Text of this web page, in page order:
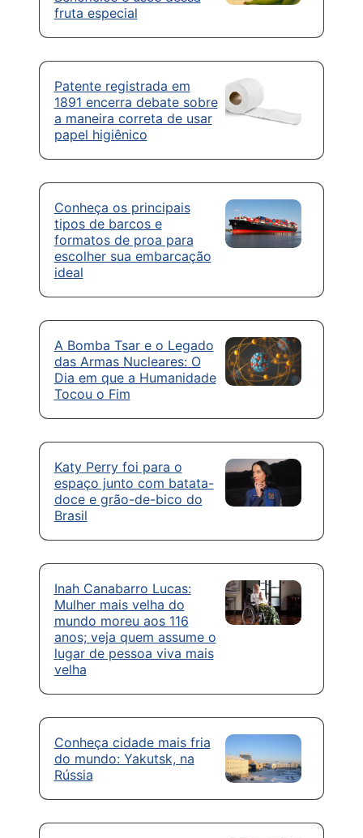
fruta especial
Patente registrada em
1891 encerra debate sobre
a maneira correta de usar
papel higiênico
Conheça os principais
tipos de barcos e
formatos de proa para
escolher sua embarcação
ideal
A Bomba Tsar e o Legado
das Armas Nucleares: O
Dia em que a Humanidade
Tocou o Fim
Katy Perry foi para o
espaço junto com batata-
doce e grão-de-bico do
Brasil
Inah Canabarro Lucas:
Mulher mais velha do
mundo moreu aos 116
anos; veja quem assume o
lugar de pessoa viva mais
velha
Conheça cidade mais fria
do mundo: Yakutsk, na
Rússia